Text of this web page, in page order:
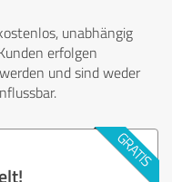
unabhängig
erfolgen
und sind weder